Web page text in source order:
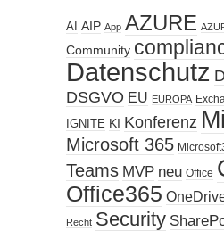
AI AIP App AZURE
Community
Datenschutz
DSGVO EU EUROPA
IGNITE KI Konferenz
Microsoft 365
Teams MVP neu Office
Office365
Recht Security